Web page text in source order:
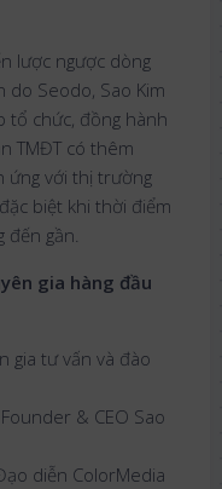
lược ngược dòng
do Seodo, Sao Kim
tổ chức, đồng hành
TMĐT có thêm
ứng với thị trường
biệt khi thời điểm
đến gần.
gia hàng đầu
gia tư vấn và đào
& CEO Sao
diễn ColorMedia